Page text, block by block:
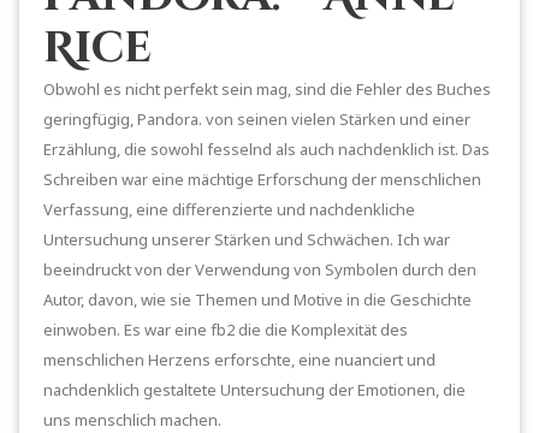
Rice
Obwohl es nicht perfekt sein mag, sind die Fehler des Buches
geringfügig, Pandora. von seinen vielen Stärken und einer
Erzählung, die sowohl fesselnd als auch nachdenklich ist. Das
Schreiben war eine mächtige Erforschung der menschlichen
Verfassung, eine differenzierte und nachdenkliche
Untersuchung unserer Stärken und Schwächen. Ich war
beeindruckt von der Verwendung von Symbolen durch den
Autor, davon, wie sie Themen und Motive in die Geschichte
einwoben. Es war eine fb2 die die Komplexität des
menschlichen Herzens erforschte, eine nuanciert und
nachdenklich gestaltete Untersuchung der Emotionen, die
uns menschlich machen.